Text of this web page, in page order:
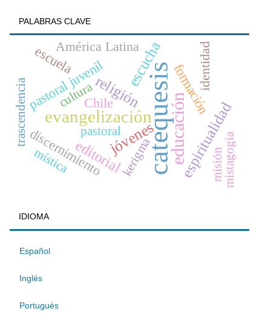
PALABRAS CLAVE
catequesiseducación
evangelización
escucha
jóvenes espiritualidad
religión
editorial
Chile formación
discernimiento
pastoral juvenil
América Latina
escuela identidad
trascendencia cultura
mística
pastoral
kerigma mistagogia
misión
IDIOMA
Español
Inglés
Portugués